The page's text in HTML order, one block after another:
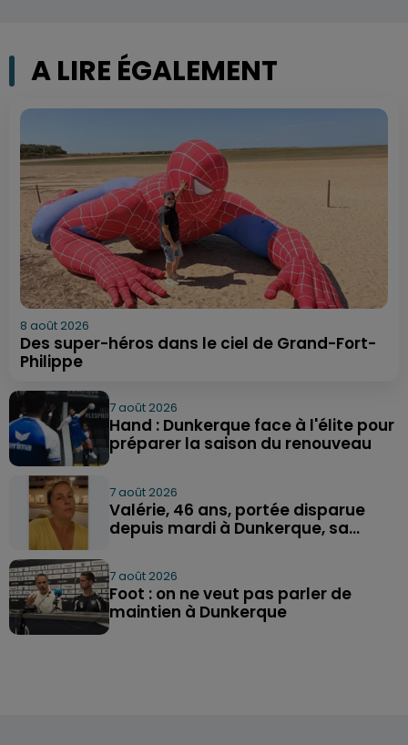
A LIRE ÉGALEMENT
8 août 2026
Des super-héros dans le ciel de Grand-Fort-
Philippe
7 août 2026
Hand : Dunkerque face à l'élite pour
préparer la saison du renouveau
7 août 2026
Valérie, 46 ans, portée disparue
depuis mardi à Dunkerque, sa...
7 août 2026
Foot : on ne veut pas parler de
maintien à Dunkerque